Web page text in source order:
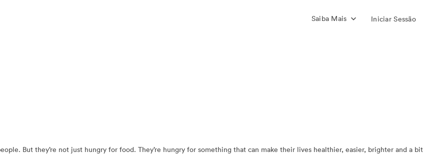
Saiba Mais Iniciar Sessão
But they’re not just hungry for food. They’re hungry for something that can make their lives healthier, easier, brighter and a bit